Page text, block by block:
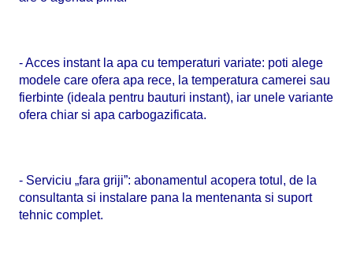
- Acces instant la apa cu temperaturi variate: poti alege
modele care ofera apa rece, la temperatura camerei sau
fierbinte (ideala pentru bauturi instant), iar unele variante
ofera chiar si apa carbogazificata.
- Serviciu „fara griji”: abonamentul acopera totul, de la
consultanta si instalare pana la mentenanta si suport
tehnic complet.